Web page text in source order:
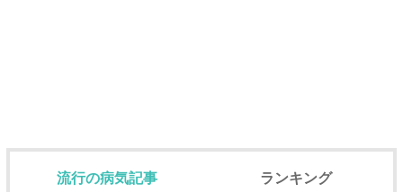
流行の病気記事 ランキング